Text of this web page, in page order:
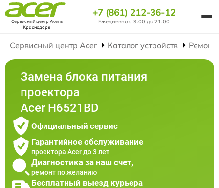
Сервисный центр Acerв
Краснодаре
+7 (861) 212-36-12
Ежедневно с 9:00 до 21:00
Сервисный центр Acer Каталог устройств Ремонт
Замена блока питания
проектора
Acer H6521BD
Официальный сервис
Гарантийное обслуживание
проектора Acer до 3 лет
Диагностика за наш счет,
ремонт по желанию
Бесплатный выезд курьера